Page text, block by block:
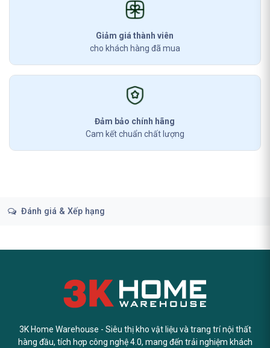
Giảm giá thành viên
cho khách hàng đã mua
Đảm bảo chính hãng
Cam kết chuẩn chất lượng
Đánh giá & Xếp hạng
3K Home Warehouse - Siêu thị kho vật liệu và trang trí nội thất
hàng đầu, tích hợp công nghệ 4.0, mang đến trải nghiệm khách